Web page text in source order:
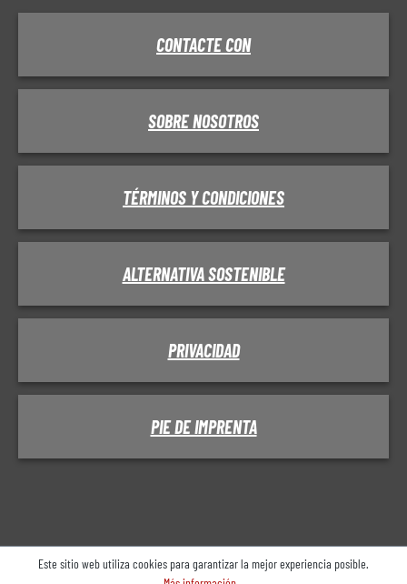
CONTACTE CON
SOBRE NOSOTROS
TÉRMINOS Y CONDICIONES
ALTERNATIVA SOSTENIBLE
PRIVACIDAD
PIE DE IMPRENTA
Este sitio web utiliza cookies para garantizar la mejor experiencia posible.